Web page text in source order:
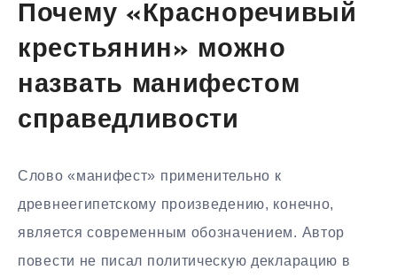
Почему «Красноречивый
крестьянин» можно
назвать манифестом
справедливости
Слово «манифест» применительно к
древнеегипетскому произведению, конечно,
является современным обозначением. Автор
повести не писал политическую декларацию в